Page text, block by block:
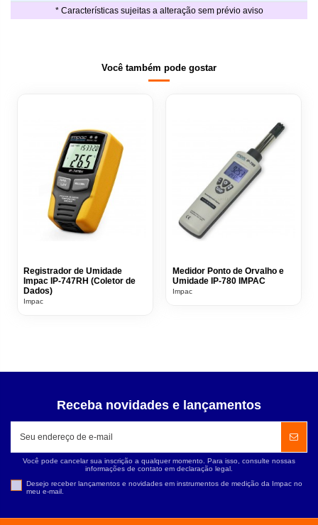
* Características sujeitas a alteração sem prévio aviso
Você também pode gostar
Registrador de Umidade
Impac IP-747RH (Coletor de
Dados)
Impac
Medidor Ponto de Orvalho e
Umidade IP-780 IMPAC
Impac
Receba novidades e lançamentos
Você pode cancelar sua inscrição a qualquer momento. Para isso, consulte nossas
informações de contato em declaração legal.
Desejo receber lançamentos e novidades em instrumentos de medição da Impac no
meu e-mail.